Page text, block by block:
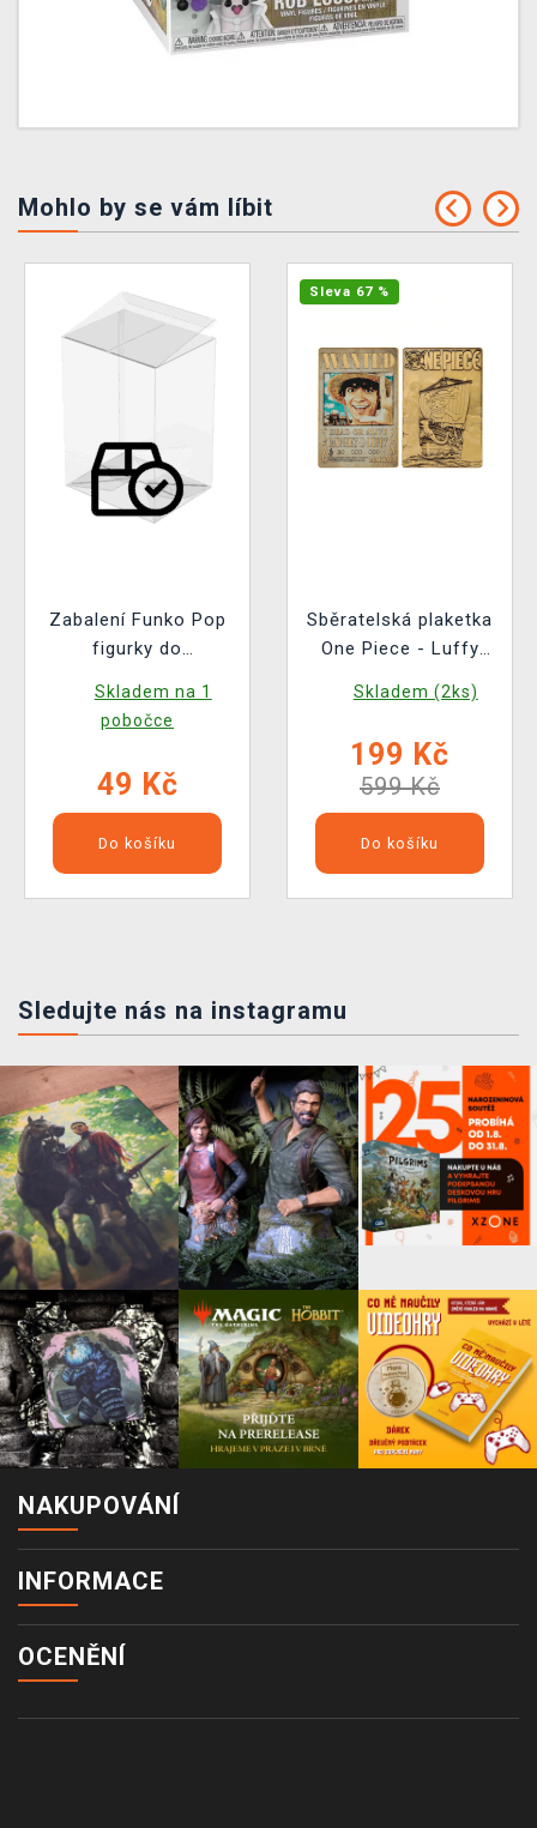
Mohlo by se vám líbit
Zabalení Funko Pop
figurky do
(pro standardní
velikost Funko Pop!)
Skladem na 1
pobočce
49 Kč
Do košíku
Sleva 67 %
Sběratelská plaketka
One Piece - Luffy
(Netflix)
Skladem (2ks)
199 Kč
599 Kč
Do košíku
Sledujte nás na instagramu
NAKUPOVÁNÍ
INFORMACE
OCENĚNÍ